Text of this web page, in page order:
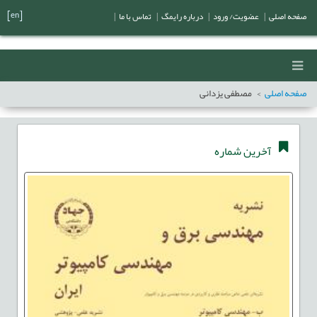
صفحه اصلی مصطفی یزدانی
آخرین شماره
صفحه اصلی عضویت/ ورود درباره رایمگ تماس با ما